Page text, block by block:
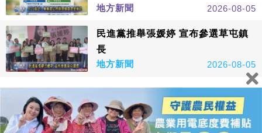
地方新聞
2026-08-05
民進黨推舉張媛婷 宣布參選草屯鎮
長
地方新聞
2026-08-05